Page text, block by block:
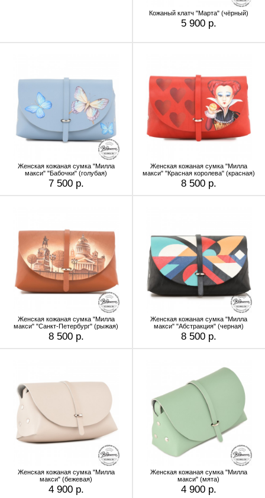
Кожаный клатч "Марта" (чёрный)
5 900 р.
Женская кожаная сумка "Милла
макси" "Бабочки" (голубая)
7 500 р.
Женская кожаная сумка "Милла
макси" "Красная королева" (красная)
8 500 р.
Женская кожаная сумка "Милла
макси" "Санкт-Петербург" (рыжая)
8 500 р.
Женская кожаная сумка "Милла
макси" "Абстракция" (черная)
8 500 р.
Женская кожаная сумка "Милла
макси" (бежевая)
4 900 р.
Женская кожаная сумка "Милла
макси" (мята)
4 900 р.